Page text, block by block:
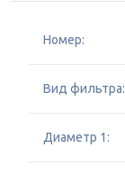
Номер:
Вид фильтра:
Диаметр 1: